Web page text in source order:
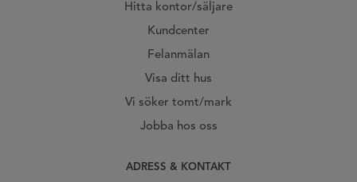
Hitta kontor/säljare
Kundcenter
Felanmälan
Visa ditt hus
Vi söker tomt/mark
Jobba hos oss
ADRESS & KONTAKT